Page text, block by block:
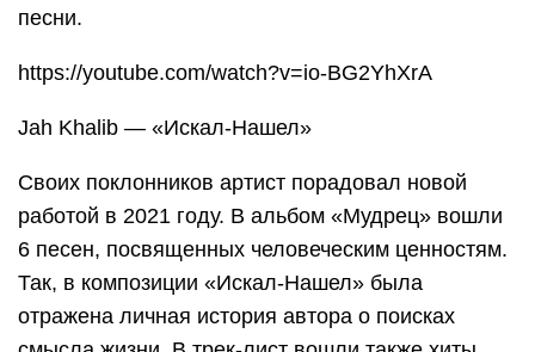
песни.
https://youtube.com/watch?v=io-BG2YhXrA
Jah Khalib — «Искал-Нашел»
Своих поклонников артист порадовал новой
работой в 2021 году. В альбом «Мудрец» вошли
6 песен, посвященных человеческим ценностям.
Так, в композиции «Искал-Нашел» была
отражена личная история автора о поисках